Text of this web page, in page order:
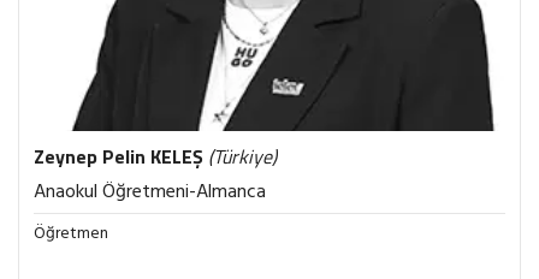
Zeynep Pelin KELEŞ (Türkiye)
Anaokul Öğretmeni-Almanca
Öğretmen